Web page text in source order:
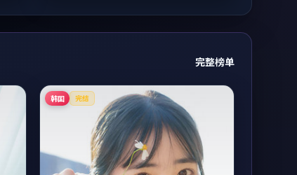
完整榜单
韩国 完结